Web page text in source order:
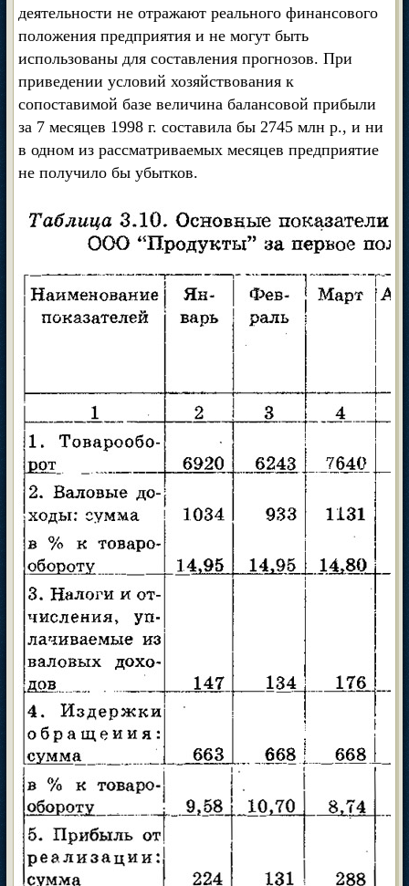
деятельности не отражают реального финансового
положения предприятия и не могут быть
использованы для составления прогнозов. При
приведении условий хозяйствования к
сопоставимой базе величина балансовой прибыли
за 7 месяцев 1998 г. составила бы 2745 млн р., и ни
в одном из рассматриваемых месяцев предприятие
не получило бы убытков.